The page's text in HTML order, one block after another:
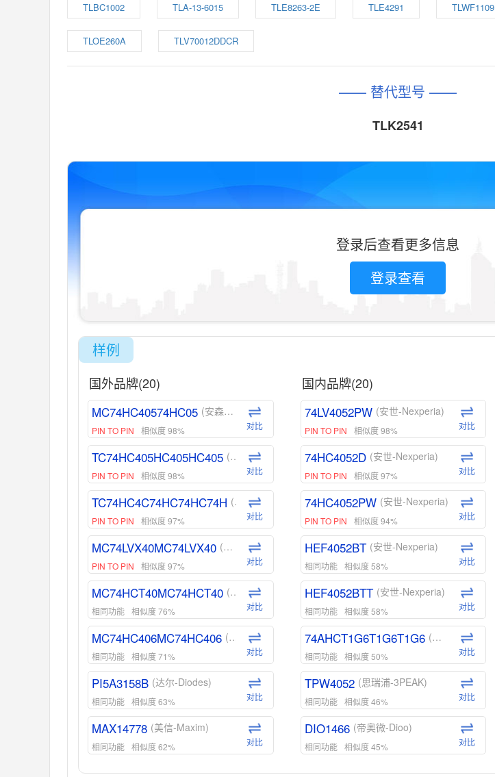
TLBC1002 TLA-13-6015 TLE8263-2E TLE4291 TLWF1109
TLOE260A TLV70012DDCR
—— 替代型号 ——
TLK2541
登录后查看更多信息
登录查看
样例
国外品牌(20)
MC74HC40574HC05 (安森美-ON)
PIN TO PIN 相似度 98% 对比
TC74HC405HC405HC405 (东芝-Toshiba)
PIN TO PIN 相似度 98% 对比
TC74HC4C74HC74HC74H (东芝-Toshiba)
PIN TO PIN 相似度 97% 对比
MC74LVX40MC74LVX40 (安森美-ON)
PIN TO PIN 相似度 97% 对比
MC74HCT40MC74HCT40 (安森美-ON)
相同功能 相似度 76% 对比
MC74HC406MC74HC406 (安森美-ON)
相同功能 相似度 71% 对比
PI5A3158B (达尔-Diodes)
相同功能 相似度 63% 对比
MAX14778 (美信-Maxim)
相同功能 相似度 62% 对比
ADG1439 (亚德诺-ADI)
国内品牌(20)
74LV4052PW (安世-Nexperia)
PIN TO PIN 相似度 98% 对比
74HC4052D (安世-Nexperia)
PIN TO PIN 相似度 97% 对比
74HC4052PW (安世-Nexperia)
PIN TO PIN 相似度 94% 对比
HEF4052BT (安世-Nexperia)
相同功能 相似度 58% 对比
HEF4052BTT (安世-Nexperia)
相同功能 相似度 58% 对比
74AHCT1G6T1G6T1G6 (安世-Nexperia)
相同功能 相似度 50% 对比
TPW4052 (思瑞浦-3PEAK)
相同功能 相似度 46% 对比
DIO1466 (帝奥微-Dioo)
相同功能 相似度 45% 对比
DIO1159 (帝奥微-Dioo)